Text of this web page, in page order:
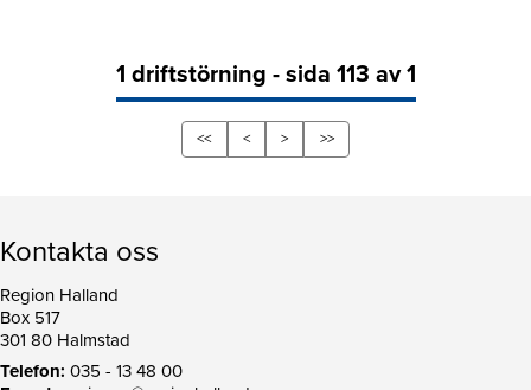
1 driftstörning - sida 113 av 1
<< < > >>
Kontakta oss
Region Halland
Box 517
301 80 Halmstad
Telefon: 035 - 13 48 00